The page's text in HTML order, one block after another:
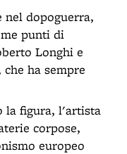
nel dopoguerra,
punti di
Longhi e
ha sempre
la figura, l'artista
corpose,
europeo